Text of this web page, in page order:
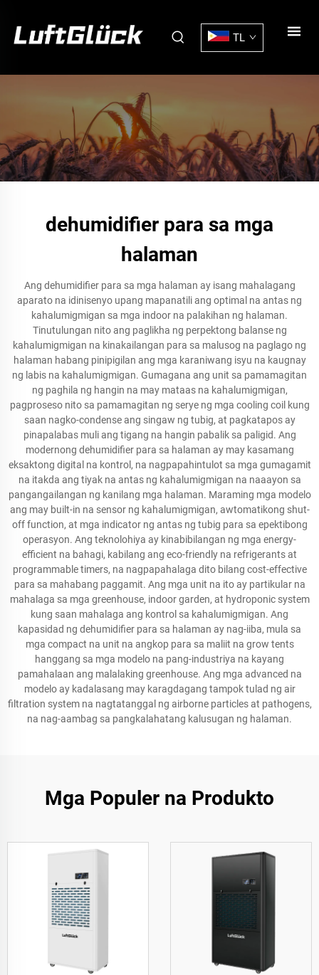
TL
dehumidifier para sa mga
halaman
Ang dehumidifier para sa mga halaman ay isang mahalagang
aparato na idinisenyo upang mapanatili ang optimal na antas ng
kahalumigmigan sa mga indoor na palakihan ng halaman.
Tinutulungan nito ang paglikha ng perpektong balanse ng
kahalumigmigan na kinakailangan para sa malusog na paglago ng
halaman habang pinipigilan ang mga karaniwang isyu na kaugnay
ng labis na kahalumigmigan. Gumagana ang unit sa pamamagitan
ng paghila ng hangin na may mataas na kahalumigmigan,
pagproseso nito sa pamamagitan ng serye ng mga cooling coil kung
saan nagko-condense ang singaw ng tubig, at pagkatapos ay
pinapalabas muli ang tigang na hangin pabalik sa paligid. Ang
modernong dehumidifier para sa halaman ay may kasamang
eksaktong digital na kontrol, na nagpapahintulot sa mga gumagamit
na itakda ang tiyak na antas ng kahalumigmigan na naaayon sa
pangangailangan ng kanilang mga halaman. Maraming mga modelo
ang may built-in na sensor ng kahalumigmigan, awtomatikong shut-
off function, at mga indicator ng antas ng tubig para sa epektibong
operasyon. Ang teknolohiya ay kinabibilangan ng mga energy-
efficient na bahagi, kabilang ang eco-friendly na refrigerants at
programmable timers, na nagpapahalaga dito bilang cost-effective
para sa mahabang paggamit. Ang mga unit na ito ay partikular na
mahalaga sa mga greenhouse, indoor garden, at hydroponic system
kung saan mahalaga ang kontrol sa kahalumigmigan. Ang
kapasidad ng dehumidifier para sa halaman ay nag-iiba, mula sa
mga compact na unit na angkop para sa maliit na grow tents
hanggang sa mga modelo na pang-industriya na kayang
pamahalaan ang malalaking greenhouse. Ang mga advanced na
modelo ay kadalasang may karagdagang tampok tulad ng air
filtration system na nagtatanggal ng airborne particles at pathogens,
na nag-aambag sa pangkalahatang kalusugan ng halaman.
Mga Populer na Produkto